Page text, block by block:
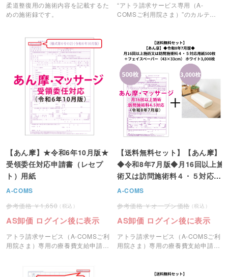
柔道整復用の施術内容を記載するた
めの施術録です。
“アトラ請求サービス専用（A-
COMSご利用院さま）”のカルテ用
【あん摩】★令和6年10月版★
受領委任対応申請書（レセプ
ト）用紙
A-COMS
1,650
AS卸価 ログイン後に表示
アトラ請求サービス（A-COMSご利
用院さま）専用の療養費支給申請書
【送料無料セット】【あん摩】
◆令和8年7月版◆月16回以上施
術又は訪問施術料４・５対応用
紙500枚＋フェイスペーパー
枚
A-COMS
オープン価格
AS卸価 ログイン後に表示
アトラ請求サービス（A-COMSご利
用院さま）専用の療養費支給申請書